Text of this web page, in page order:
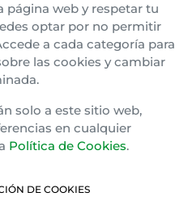
página web y respetar tu
optar por no permitir
a cada categoría para
las cookies y cambiar
solo a este sitio web,
en cualquier
Política de Cookies.
DE COOKIES